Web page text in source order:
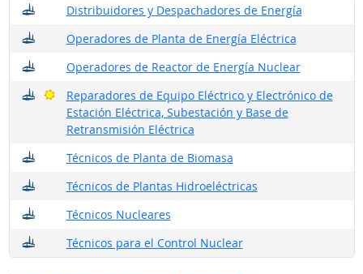
Distribuidores y Despachadores de Energía
¿Dónde trabajan?
Operadores de Planta de Energía Eléctrica
¿Dónde trabajan?
Operadores de Reactor de Energía Nuclear
¿Dónde trabajan?
Reparadores de Equipo Eléctrico y Electrónico de
Estación Eléctrica, Subestación y Base de
Retransmisión Eléctrica
¿Dónde trabajan?
Buenas perspectivas
Técnicos de Planta de Biomasa
¿Dónde trabajan?
Técnicos de Plantas Hidroeléctricas
¿Dónde trabajan?
Técnicos Nucleares
¿Dónde trabajan?
Técnicos para el Control Nuclear
¿Dónde trabajan?